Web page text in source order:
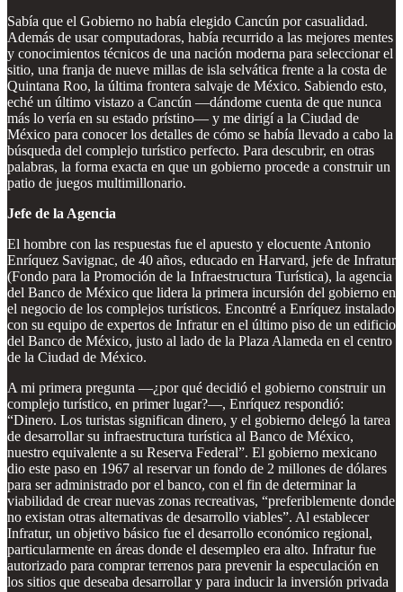
Sabía que el Gobierno no había elegido Cancún por casualidad.
Además de usar computadoras, había recurrido a las mejores mentes
y conocimientos técnicos de una nación moderna para seleccionar el
sitio, una franja de nueve millas de isla selvática frente a la costa de
Quintana Roo, la última frontera salvaje de México. Sabiendo esto,
eché un último vistazo a Cancún —dándome cuenta de que nunca
más lo vería en su estado prístino— y me dirigí a la Ciudad de
México para conocer los detalles de cómo se había llevado a cabo la
búsqueda del complejo turístico perfecto. Para descubrir, en otras
palabras, la forma exacta en que un gobierno procede a construir un
patio de juegos multimillonario.
Jefe de la Agencia
El hombre con las respuestas fue el apuesto y elocuente Antonio
Enríquez Savignac, de 40 años, educado en Harvard, jefe de Infratur
(Fondo para la Promoción de la Infraestructura Turística), la agencia
del Banco de México que lidera la primera incursión del gobierno en
el negocio de los complejos turísticos. Encontré a Enríquez instalado
con su equipo de expertos de Infratur en el último piso de un edificio
del Banco de México, justo al lado de la Plaza Alameda en el centro
de la Ciudad de México.
A mi primera pregunta —¿por qué decidió el gobierno construir un
complejo turístico, en primer lugar?—, Enríquez respondió:
“Dinero. Los turistas significan dinero, y el gobierno delegó la tarea
de desarrollar su infraestructura turística al Banco de México,
nuestro equivalente a su Reserva Federal”. El gobierno mexicano
dio este paso en 1967 al reservar un fondo de 2 millones de dólares
para ser administrado por el banco, con el fin de determinar la
viabilidad de crear nuevas zonas recreativas, “preferiblemente donde
no existan otras alternativas de desarrollo viables”. Al establecer
Infratur, un objetivo básico fue el desarrollo económico regional,
particularmente en áreas donde el desempleo era alto. Infratur fue
autorizado para comprar terrenos para prevenir la especulación en
los sitios que deseaba desarrollar y para inducir la inversión privada